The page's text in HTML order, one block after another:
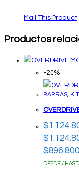
Mail This Product
Productos
-20%
BARRAS,
$
DESDE /